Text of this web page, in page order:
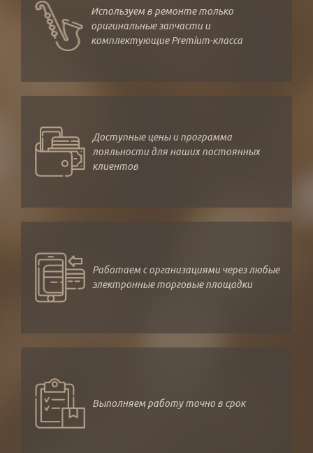
Используем в ремонте только
оригинальные запчасти и
комплектующие Premium-класса
Доступные цены и программа
лояльности для наших постоянных
клиентов
Работаем с организациями через любые
электронные торговые площадки
Выполняем работу точно в срок